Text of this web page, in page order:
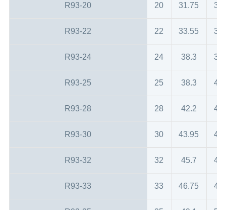
R93-20 20 31.75 35
R93-22 22 33.55 37
R93-24 24 38.3 39
R93-25 25 38.3 40
R93-28 28 42.2 43
R93-30 30 43.95 45
R93-32 32 45.7 48
R93-33 33 46.75 48